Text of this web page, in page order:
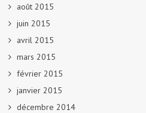
août 2015
juin 2015
avril 2015
mars 2015
février 2015
janvier 2015
décembre 2014